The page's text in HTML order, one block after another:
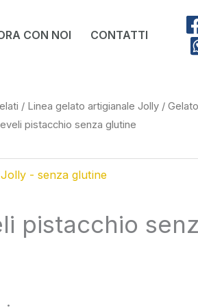
CON NOI CONTATTI
/ Linea gelato artigianale Jolly /
pistacchio senza glutine
- senza glutine
pistacchio